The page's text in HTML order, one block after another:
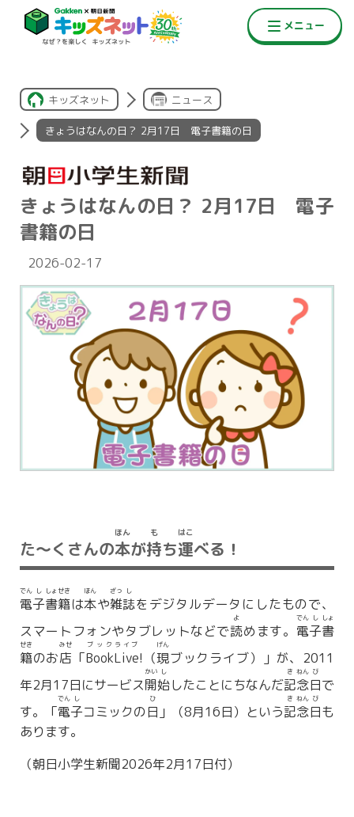
キッズネット ニュース
きょうはなんの日？ 2月17日 電子書籍の日
きょうはなんの日？ 2月17日 電子
書籍の日
2026-02-17
た～くさんの本
ほん
が持
も
ち運
はこ
べる！
電
でん
子
し
書
しょ
籍
せき
は本
ほん
や雑
ざっ
誌
し
をデジタルデータにしたもので、
スマートフォンやタブレットなどで読
よ
めます。 電
でん
子
し
書
しょ
籍
せき
のお店
みせ
「Book
ブック
Live
ライブ
!（現
げん
ブックライブ）」が、2011
年2月17日にサービス開
かい
始
し
したことにちなんだ記
き
念
ねん
日
び
で
す。「電
でん
子
し
コミックの日
ひ
」（8月16日）という記
き
念
ねん
日
び
も
あります。
（朝日小学生新聞2026年2月17日付）